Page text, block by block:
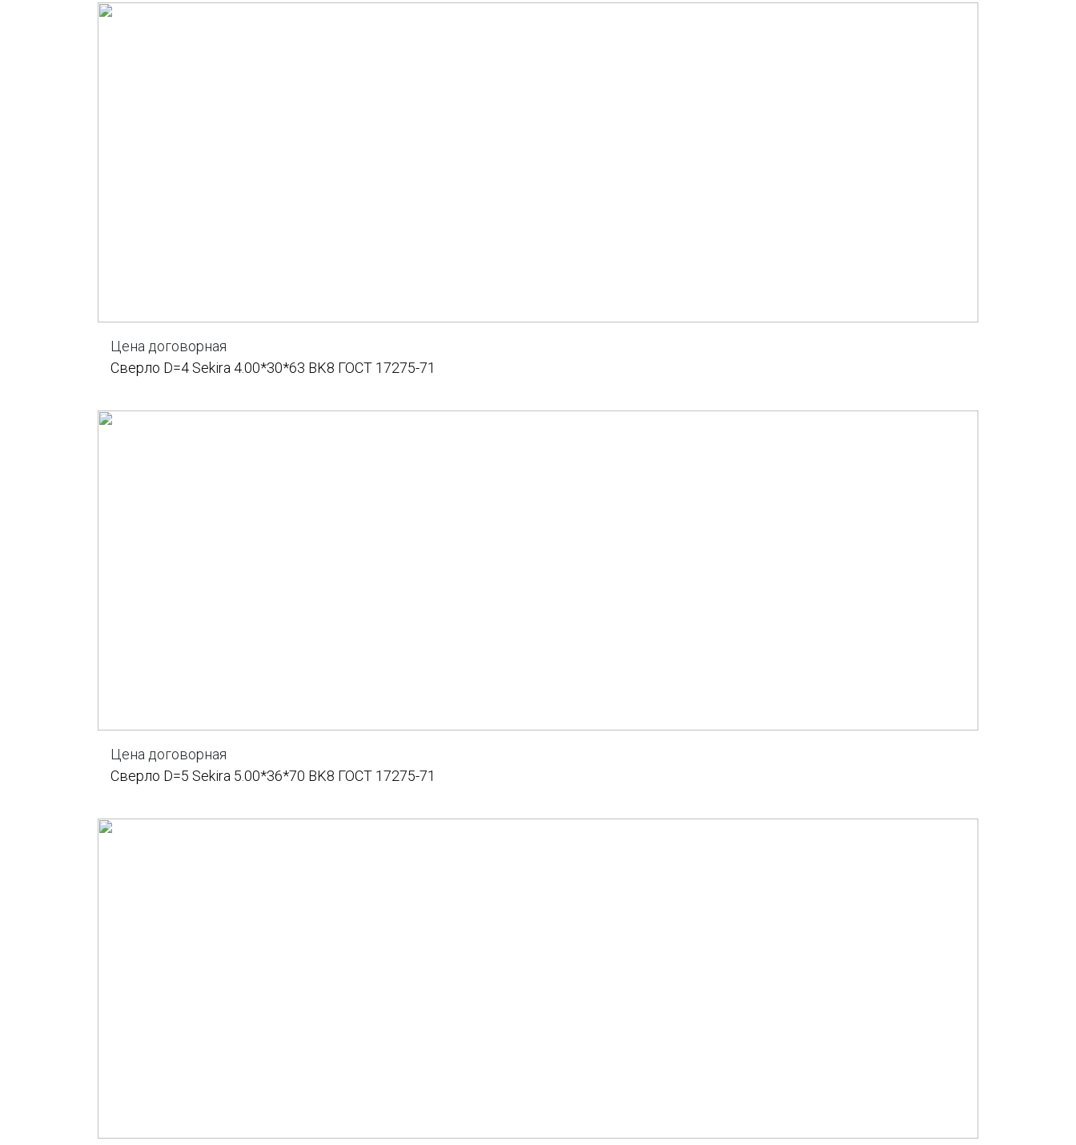
Цена договорная
Сверло D=4 Sekira 4.00*30*63 BK8 ГОСТ 17275-71
Цена договорная
Сверло D=5 Sekira 5.00*36*70 BK8 ГОСТ 17275-71